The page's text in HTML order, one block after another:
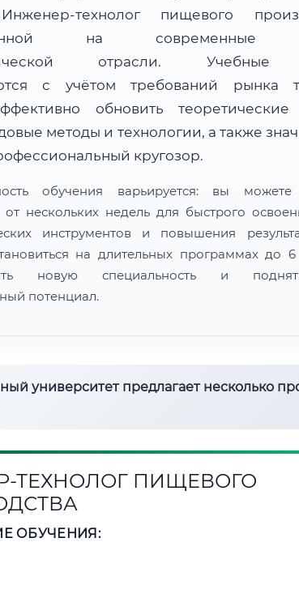
технолог пищевого
на современные
отрасли. Учебные
с учётом требований рынка
обновить теоретические
методы и технологии, а также
кругозор.
обучения варьируется: вы можете
от нескольких недель для быстрого
инструментов и повышения
на длительных программах до 6
новую специальность и
потенциал.
университет предлагает несколько
ТЕХНОЛОГ ПИЩЕВОГО
ОБУЧЕНИЯ: